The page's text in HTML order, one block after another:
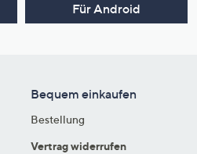
Für Android
Bequem einkaufen
Bestellung
Vertrag widerrufen